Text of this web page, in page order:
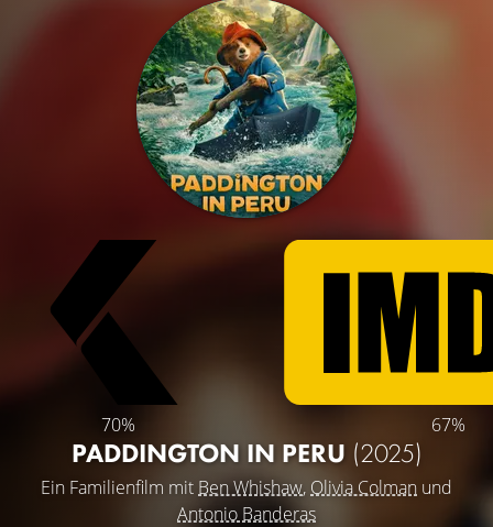
70% 67%
PADDINGTON IN PERU (2025)
Ein Familienfilm mit Ben Whishaw, Olivia Colman und
Antonio Banderas